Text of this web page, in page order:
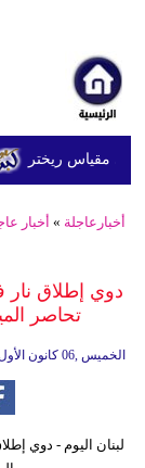
أخبارعاجلة » أخبار
دوي إطلاق نار
تحاصر
06:29 2012 الخميس ,06 كانون الأول / ديسمبر